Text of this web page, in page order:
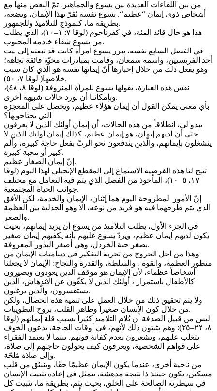
من بين اللقاءات العديدة بين يسوع والجماهير، تمّ البعض منها مع
أشخاص ذوي إيمان “عظيم“. يسوع نفسه يُقرّ بهذا الإيمان، ويضعه،
بطريقة ما، كنموذج للتلاميذ وللجمهور.
هذا هو حال قائد المئة، في كفرناحوم (لوقا ٧: ١–١٠)، الذي يطلب
من يسوع شفاء خادمه المحبوب.
في الفصل السابع نفسه، يبرر يسوع امرأة كانت قد تبعته إلى بيت
أحد الفريسيين، واسمه سمعان، وقامت بمبادرات محبّة فائقة تجاهه؛
وهو يفعل ذلك من خلال إخبارها أنّ إيمانها نفسه هو الّذي كان سبب
خلاصها( لوقا ٧، ٥٠).
نفس هذه العبارة، يقولها يسوع للمرأة المنزوفة (لوقا ٨، ٤٨)،
وبإمكاننا أن نورد حالات شبيهة أخرى.
بأي معنى يمكن القول أن إيمان هؤلاء عظيم، ويحصل على المعجزة
التي يحتاجونها؟
يبدو لي، انطلاقاً من هذه الحالات، أن إيمان أولئك الذين لا يعرفون
حتى أن لديهم إيمان، هو إيمان عظيم، كذلك إيمان أولئك الذين لا
ينشغلون بإيمانهم، والّذين يندفعون نحو الربّ بفعل حاجة كبيرة، وألم
كبير أو محبة كبيرة.
إنّ إيمان الصغار عظيم.
تتيح لنا هذه الفرضية الاستماع إلى المقطع الإنجيلي لهذا اليوم (لوقا
١٧، ٥–١٠)، المأخوذ من الفصل الذي يتم فيه التعامل مع مختلف
جوانب الحياة المجتمعية.
إنّ الأمور المطروحة اليوم هما إثنان، الإيمان والخدمة، لكن الأفق
الذي يتم طرحهما فيه هو فريد من نوعه، ألا وهو الجدلية بين العظمة
والصغر.
في الجزء الأول، يطلب التلاميذ من يسوع أن يزيد إيمانهم، بحيث
يكون لديهم إيمان عظيم، ويردّ يسوع عليهم بأنه يكفيهم إيمان صغير
بصغر حبة الخردل، وهي أصغر البذور المعروفة.
وهذا من أجل الخروج من تجربة التفكير في ديناميات الإيمان من
منظور العظمة، والقوة ، والسلطة، والقدرة والنجاح: الإيمان لا يجعلنا
أشخاصاً عظماء، لأن الإيمان هو موقف الذين يعودون ويصيرون
كالأطفال باستمرار ، أولئك الذين لا يكفّون عن الاندهاش، الّذين
يستفسرون، والّذين يرغبون.
ولا يتم تحقيق ذلك من خلال العمل على تنمية هذه الخصال، ولكن
من خلال كون الإنسان صغيراً وطاهر القلب، بروح التطويبات.
ليس من قبيل الصدفة أن يُلام التلاميذ كثيراً بسبب قلة إيمانهم (لوقا
٨، ٢٢–٢٥): وهم يثبتون ذلك لأنهم، في أوقات الحاجة، يدعون الخوف
يتغلب عليهم، ويشعرون بعدم كفاية قوتهم. بينما لا يعتمد الفقراء
على قواهم الشخصية، ويعرفون كيف يحولون حاجتهم إلى صلاة،
وإلى صلاة مُلحّة.
من ناحية أخرى، عندما يكون الإيمان عظيمًا حقًا، وينبثق من قلب
مسكين، يكون حينئذ ذا نتيجة مدهشة، تتمثل في إعادة تثبيت الإنسان
في سيطرته الصالحة على الخلق، بحيث يتم، بطريقة ما، تثبيت كل